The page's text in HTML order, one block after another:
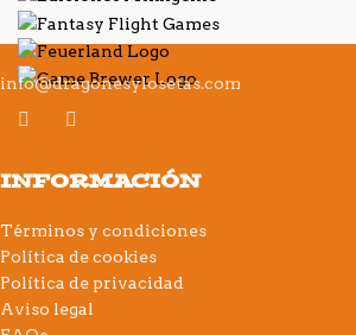
info@dragonesylosetas.com
INFORMACIÓN
Términos y condiciones
Política de cookies
Política de privacidad
Aviso legal